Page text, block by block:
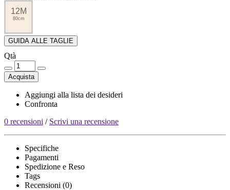
12M
80cm
GUIDA ALLE TAGLIE
Qtà
Acquista
Aggiungi alla lista dei desideri
Confronta
0 recensioni / Scrivi una recensione
Specifiche
Pagamenti
Spedizione e Reso
Tags
Recensioni (0)